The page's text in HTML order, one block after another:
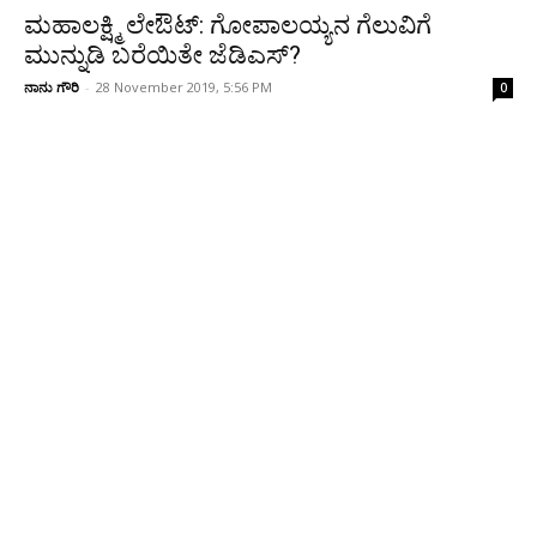
ಮಹಾಲಕ್ಷ್ಮಿ ಲೇಔಟ್: ಗೋಪಾಲಯ್ಯನ ಗೆಲುವಿಗೆ
ಮುನ್ನುಡಿ ಬರೆಯಿತೇ ಜೆಡಿಎಸ್?
ನಾನು ಗೌರಿ - 28 November 2019, 5:56 PM 0